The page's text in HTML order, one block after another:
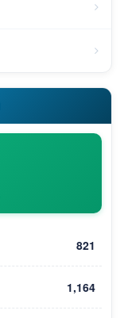
821
1,164